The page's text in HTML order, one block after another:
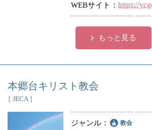
WEBサイト https://
もっと見る
本郷台キリスト教会
［ JECA ］
ジャンル 教会